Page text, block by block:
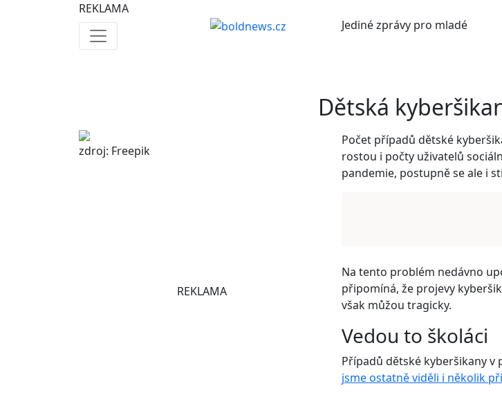
REKLAMA
Jedinézprávy pro mladé
Dětská
zdroj: Freepik
REKLAMA
Počet případů dětské
rostou i počty uživatelů
pandemie, postupně se ale i
Na tento problém nedávno
připomíná, že projevy
však můžou tragicky.
Vedou to školáci
Případů dětské kyberšikany v
jsme ostatně viděli i několik